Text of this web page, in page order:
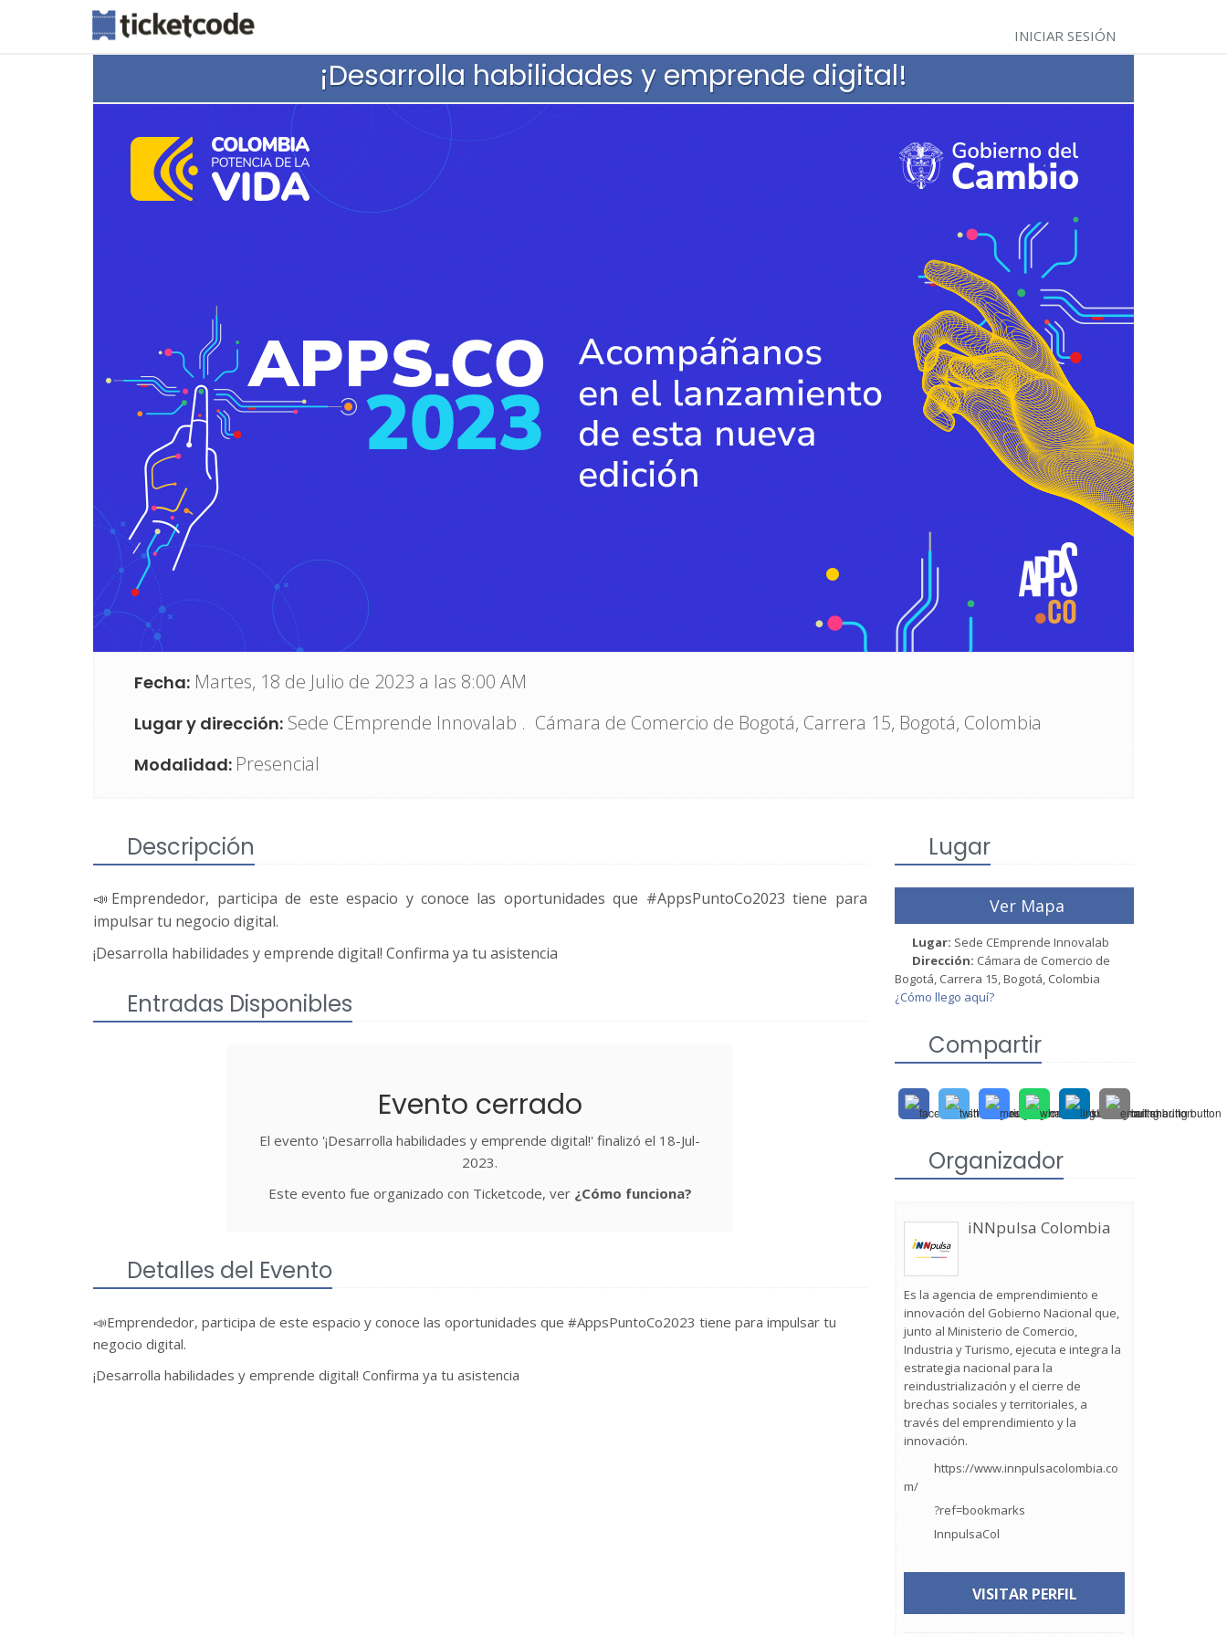
INICIAR SESIÓN
¡Desarrolla habilidades y emprende digital!
Fecha: Martes, 18 de Julio de 2023 a las 8:00 AM
Lugar y dirección: Sede CEmprende Innovalab . Cámara de Comercio de Bogotá, Carrera 15, Bogotá, Colombia
Modalidad: Presencial
Descripción
📣Emprendedor, participa de este espacio y conoce las oportunidades que #AppsPuntoCo2023 tiene para
impulsar tu negocio digital.
¡Desarrolla habilidades y emprende digital! Confirma ya tu asistencia
Entradas Disponibles
Evento cerrado
El evento '¡Desarrolla habilidades y emprende digital!' finalizó el 18-Jul-
2023.
Este evento fue organizado con Ticketcode, ver ¿Cómo funciona?
Detalles del Evento
📣Emprendedor, participa de este espacio y conoce las oportunidades que #AppsPuntoCo2023 tiene para impulsar tu
negocio digital.
¡Desarrolla habilidades y emprende digital! Confirma ya tu asistencia
Lugar
Ver Mapa
Lugar: Sede CEmprende Innovalab
Dirección: Cámara de Comercio de
Bogotá, Carrera 15, Bogotá, Colombia
¿Cómo llego aquí?
Compartir
Organizador
iNNpulsa Colombia
Es la agencia de emprendimiento e
innovación del Gobierno Nacional que,
junto al Ministerio de Comercio,
Industria y Turismo, ejecuta e integra la
estrategia nacional para la
reindustrialización y el cierre de
brechas sociales y territoriales, a
través del emprendimiento y la
innovación.
https://www.innpulsacolombia.co
m/
?ref=bookmarks
InnpulsaCol
VISITAR PERFIL